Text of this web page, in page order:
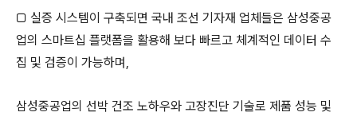
□ 실증 시스템이 구축되면 국내 조선 기자재 업체들은 삼성중공
업의 스마트십 플랫폼을 활용해 보다 빠르고 체계적인 데이터 수
집 및 검증이 가능하며,
삼성중공업의 선박 건조 노하우와 고장진단 기술로 제품 성능 및